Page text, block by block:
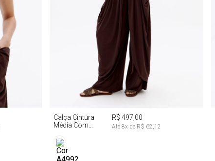
P M
Calça Cintura
Média Com
R$ 497,00
Até 8x de R$ 62,12